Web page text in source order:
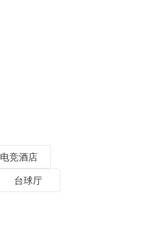
电竞酒店
台球厅